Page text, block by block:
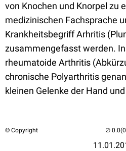
von Knochen und Knorpel zu
medizinischen Fachsprache
Krankheitsbegriff Arhritis
zusammengefasst werden.
rheumatoide Arthritis
chronische Polyarthritis
kleinen Gelenke der Hand
© Copyright